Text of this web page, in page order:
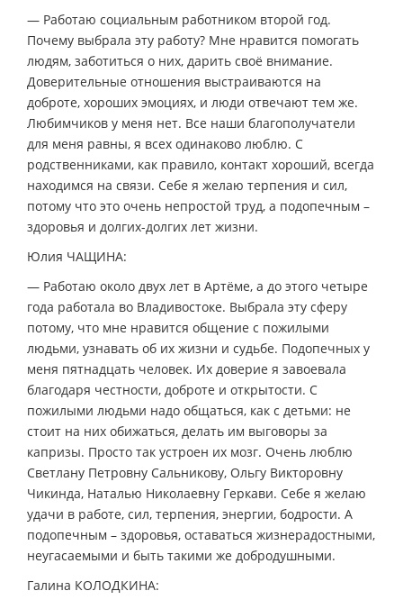
— Работаю социальным работником второй год.
Почему выбрала эту работу? Мне нравится помогать
людям, заботиться о них, дарить своё внимание.
Доверительные отношения выстраиваются на
доброте, хороших эмоциях, и люди отвечают тем же.
Любимчиков у меня нет. Все наши благополучатели
для меня равны, я всех одинаково люблю. С
родственниками, как правило, контакт хороший, всегда
находимся на связи. Себе я желаю терпения и сил,
потому что это очень непростой труд, а подопечным –
здоровья и долгих-долгих лет жизни.
Юлия ЧАЩИНА:
— Работаю около двух лет в Артёме, а до этого четыре
года работала во Владивостоке. Выбрала эту сферу
потому, что мне нравится общение с пожилыми
людьми, узнавать об их жизни и судьбе. Подопечных у
меня пятнадцать человек. Их доверие я завоевала
благодаря честности, доброте и открытости. С
пожилыми людьми надо общаться, как с детьми: не
стоит на них обижаться, делать им выговоры за
капризы. Просто так устроен их мозг. Очень люблю
Светлану Петровну Сальникову, Ольгу Викторовну
Чикинда, Наталью Николаевну Геркави. Себе я желаю
удачи в работе, сил, терпения, энергии, бодрости. А
подопечным – здоровья, оставаться жизнерадостными,
неугасаемыми и быть такими же добродушными.
Галина КОЛОДКИНА: